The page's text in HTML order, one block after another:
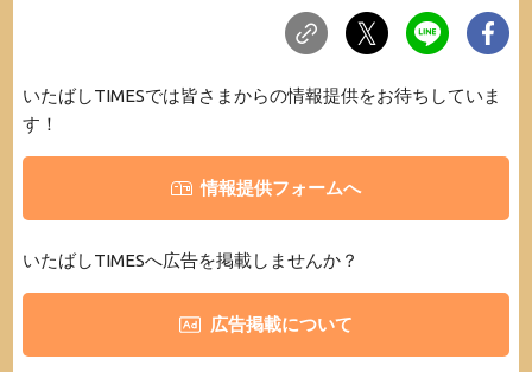
いたばしTIMESでは皆さまからの情報提供をお待ちしていま
す！
情報提供フォームへ
いたばしTIMESへ広告を掲載しませんか？
広告掲載について